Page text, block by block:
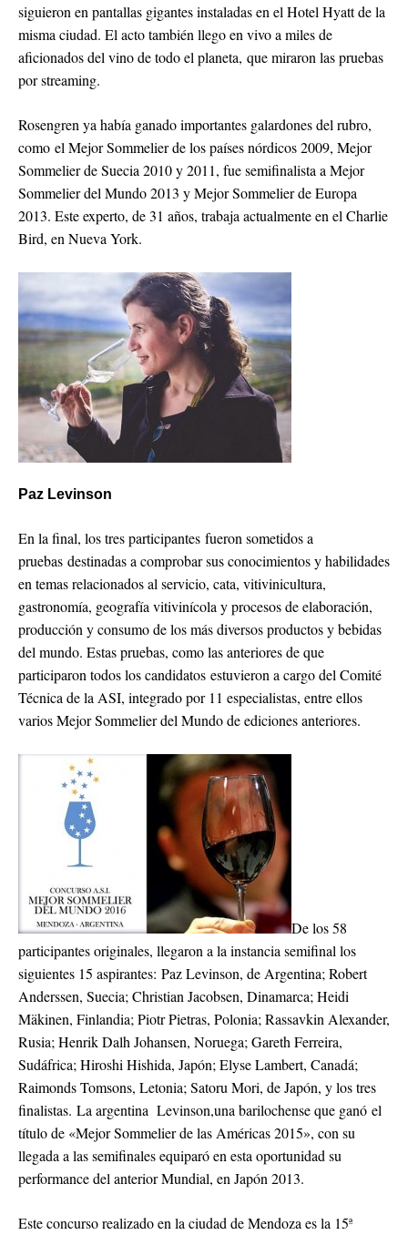
siguieron en pantallas gigantes instaladas en el Hotel Hyatt de la
misma ciudad. El acto también llego en vivo a miles de
aficionados del vino de todo el planeta, que miraron las pruebas
por streaming.
Rosengren ya había ganado importantes galardones del rubro,
como el Mejor Sommelier de los países nórdicos 2009, Mejor
Sommelier de Suecia 2010 y 2011, fue semifinalista a Mejor
Sommelier del Mundo 2013 y Mejor Sommelier de Europa
2013. Este experto, de 31 años, trabaja actualmente en el Charlie
Bird, en Nueva York.
Paz Levinson
En la final, los tres participantes fueron sometidos a
pruebas destinadas a comprobar sus conocimientos y habilidades
en temas relacionados al servicio, cata, vitivinicultura,
gastronomía, geografía vitivinícola y procesos de elaboración,
producción y consumo de los más diversos productos y bebidas
del mundo. Estas pruebas, como las anteriores de que
participaron todos los candidatos estuvieron a cargo del Comité
Técnica de la ASI, integrado por 11 especialistas, entre ellos
varios Mejor Sommelier del Mundo de ediciones anteriores.
De los 58
participantes originales, llegaron a la instancia semifinal los
siguientes 15 aspirantes: Paz Levinson, de Argentina; Robert
Anderssen, Suecia; Christian Jacobsen, Dinamarca; Heidi
Mäkinen, Finlandia; Piotr Pietras, Polonia; Rassavkin Alexander,
Rusia; Henrik Dalh Johansen, Noruega; Gareth Ferreira,
Sudáfrica; Hiroshi Hishida, Japón; Elyse Lambert, Canadá;
Raimonds Tomsons, Letonia; Satoru Mori, de Japón, y los tres
finalistas. La argentina Levinson,una barilochense que ganó el
título de «Mejor Sommelier de las Américas 2015», con su
llegada a las semifinales equiparó en esta oportunidad su
performance del anterior Mundial, en Japón 2013.
Este concurso realizado en la ciudad de Mendoza es la 15ª